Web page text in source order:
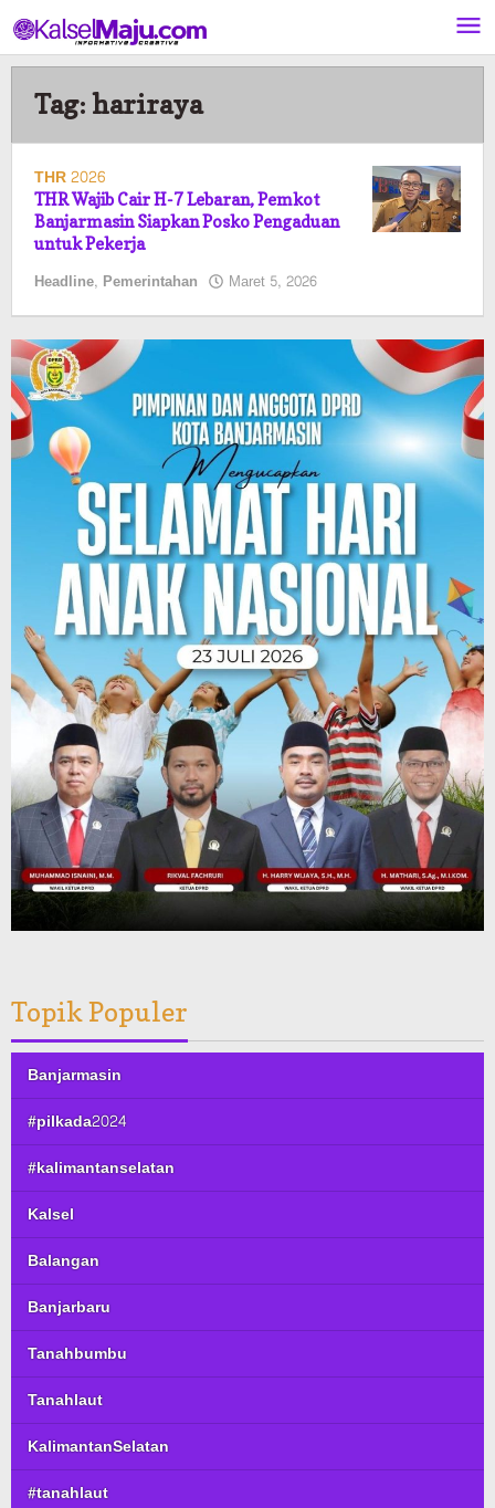
ke
konten
Tag: hariraya
THR 2026
THR Wajib Cair H-7 Lebaran, Pemkot
Banjarmasin Siapkan Posko Pengaduan
untuk Pekerja
Headline, Pemerintahan Maret 5, 2026
Topik Populer
Banjarmasin
#pilkada2024
#kalimantanselatan
Kalsel
Balangan
Banjarbaru
Tanahbumbu
Tanahlaut
KalimantanSelatan
#tanahlaut